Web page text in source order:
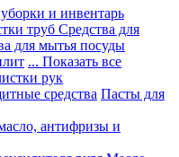
и инвентарь
труб Средства для
для мытья посуды
... Показать все
рук
средства Пасты для
антифризы и